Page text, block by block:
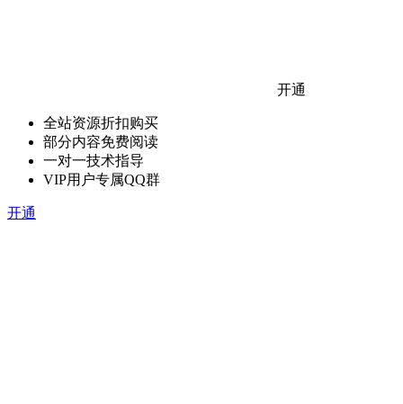
开通
全站资源折扣购买
部分内容免费阅读
一对一技术指导
VIP用户专属QQ群
开通